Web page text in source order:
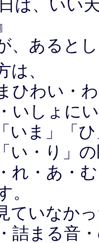
日は、いい
、あると
は、
ひわい・
いしょに
いま」「
い・り」
れ・あ・
。
ていなか
詰まる音